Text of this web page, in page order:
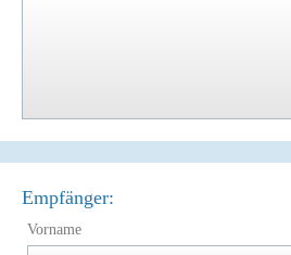
Empfänger:
Vorname